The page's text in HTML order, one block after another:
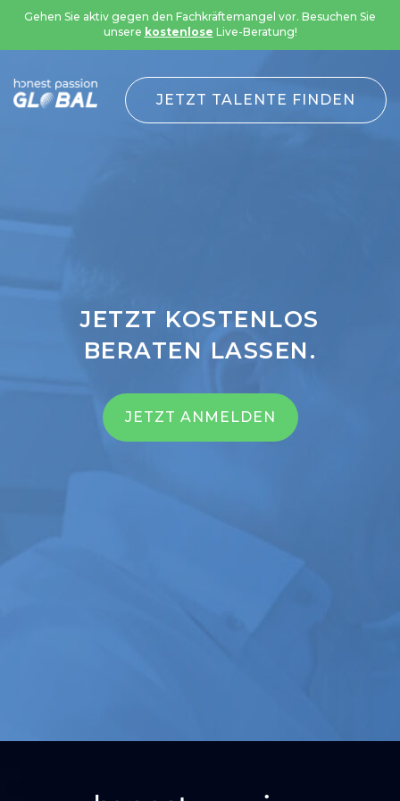
Gehen Sie aktiv gegen den Fachkräftemangel vor. Besuchen Sie
unsere kostenlose Live-Beratung!
JETZT TALENTE FINDEN
Funnel
JETZT KOSTENLOS
BERATEN LASSEN.
JETZT ANMELDEN